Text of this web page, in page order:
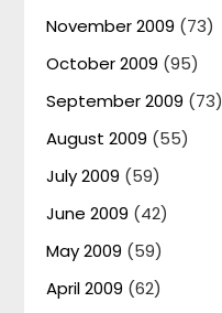
November 2009 (73)
October 2009 (95)
September 2009 (73)
August 2009 (55)
July 2009 (59)
June 2009 (42)
May 2009 (59)
April 2009 (62)